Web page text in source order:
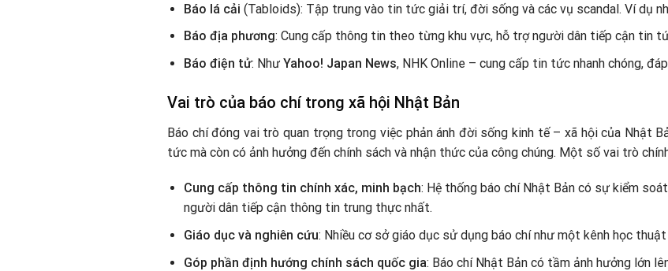
Báo lá cải (Tabloids): Tập trung vào tin tức giải trí, đời sống và các vụ scandal. Ví dụ
Báo địa phương: Cung cấp thông tin theo từng khu vực, hỗ trợ người dân tiếp cận tin
Báo điện tử: Như Yahoo! Japan News, NHK Online – cung cấp tin tức nhanh chóng,
Vai trò của báo chí trong xã hội Nhật Bản
Báo chí đóng vai trò quan trọng trong việc phản ánh đời sống kinh tế – xã hội của Nhật
tức mà còn có ảnh hưởng đến chính sách và nhận thức của công chúng. Một số vai trò
Cung cấp thông tin chính xác, minh bạch: Hệ thống báo chí Nhật Bản có sự kiểm
người dân tiếp cận thông tin trung thực nhất.
Giáo dục và nghiên cứu: Nhiều cơ sở giáo dục sử dụng báo chí như một kênh học
Góp phần định hướng chính sách quốc gia: Báo chí Nhật Bản có tầm ảnh hưởng lớn